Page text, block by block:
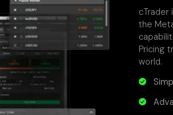
the
Pricing
world.